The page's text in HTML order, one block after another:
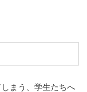
まう、学生たちへ